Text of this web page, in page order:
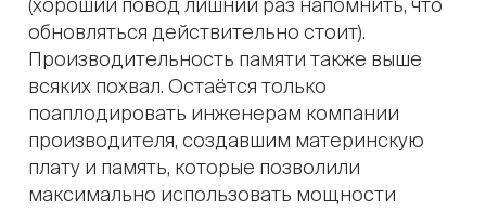
(хороший повод лишний раз напомнить, что
обновляться действительно стоит).
Производительность памяти также выше
всяких похвал. Остаётся только
поаплодировать инженерам компании
производителя, создавшим материнскую
плату и память, которые позволили
максимально использовать мощности